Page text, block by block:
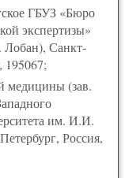
ГБУЗ «Бюро
экспертизы»
Санкт-
195067;
медицины (зав.
им. И.И.
Россия,